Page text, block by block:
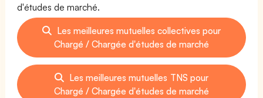
d'études de marché.
Les meilleures mutuelles collectives pour
Chargé / Chargée d'études de marché
Les meilleures mutuelles TNS pour
Chargé / Chargée d'études de marché